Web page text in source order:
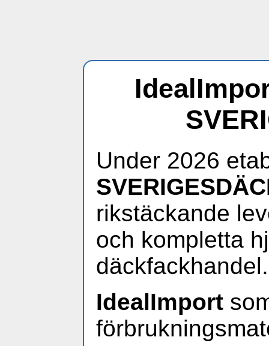
Under 2026
rikstäckande
och kompletta
däckfackhandel.
IdealImport